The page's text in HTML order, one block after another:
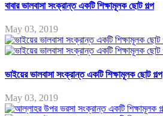
বাবার ভালবাসা সংক্রান্ত একটি শিক্ষামূলক ছোট গল্প
May 03, 2019
ভাইয়ের ভালবাসা সংক্রান্ত একটি শিক্ষামূলক ছোট গল্প
May 03, 2019